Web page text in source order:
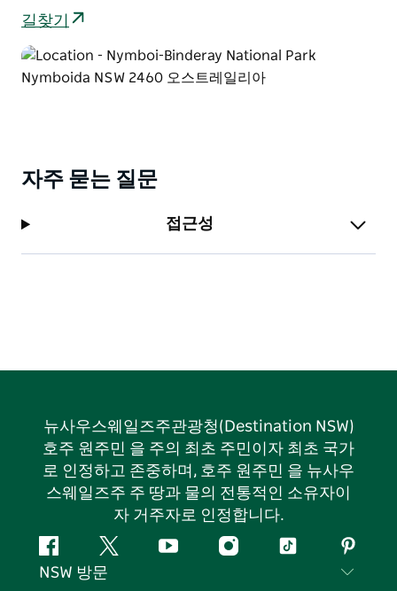
Nymboida 강 캠프장 – Jackadgery
Jackadgery – 칸가이 브로드워터
초심자/중급자. 2등급(27km)
더 협곡 - 와인그로브
중급. 2등급(30km)
Winegrove – Copmanhurst.
길찾기
자주 묻는 질문
접근성
뉴사우스웨일즈주관광청(Destination NSW)
호주 원주민 을 주의 최초 주민이자 최초 국가
로 인정하고 존중하며, 호주 원주민 을 뉴사우
스웨일즈주 주 땅과 물의 전통적인 소유자이
자 거주자로 인정합니다.
페
이
지
유
인
틱
핀
터
NSW 방문